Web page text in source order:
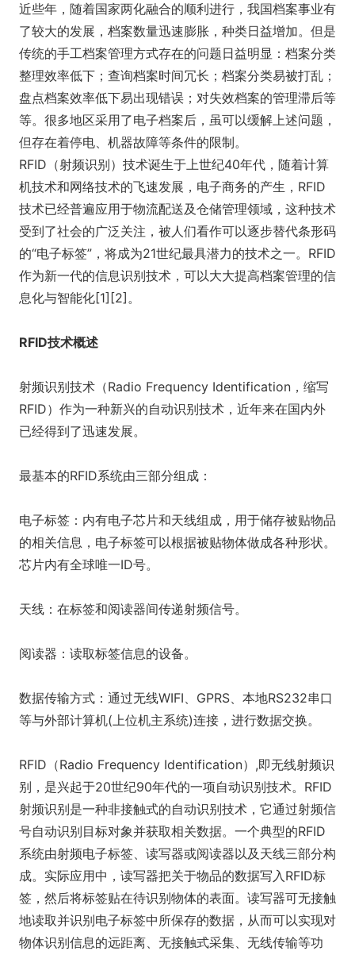
近些年，随着国家两化融合的顺利进行，我国档案事业有
了较大的发展，档案数量迅速膨胀，种类日益增加。但是
传统的手工档案管理方式存在的问题日益明显：档案分类
整理效率低下；查询档案时间冗长；档案分类易被打乱；
盘点档案效率低下易出现错误；对失效档案的管理滞后等
等。很多地区采用了电子档案后，虽可以缓解上述问题，
但存在着停电、机器故障等条件的限制。
RFID（射频识别）技术诞生于上世纪40年代，随着计算
机技术和网络技术的飞速发展，电子商务的产生，RFID
技术已经普遍应用于物流配送及仓储管理领域，这种技术
受到了社会的广泛关注，被人们看作可以逐步替代条形码
的“电子标签”，将成为21世纪最具潜力的技术之一。RFID
作为新一代的信息识别技术，可以大大提高档案管理的信
息化与智能化[1][2]。
RFID技术概述
射频识别技术（Radio Frequency Identification，缩写
RFID）作为一种新兴的自动识别技术，近年来在国内外
已经得到了迅速发展。
最基本的RFID系统由三部分组成：
电子标签：内有电子芯片和天线组成，用于储存被贴物品
的相关信息，电子标签可以根据被贴物体做成各种形状。
芯片内有全球唯一ID号。
天线：在标签和阅读器间传递射频信号。
阅读器：读取标签信息的设备。
数据传输方式：通过无线WIFI、GPRS、本地RS232串口
等与外部计算机(上位机主系统)连接，进行数据交换。
RFID（Radio Frequency Identification）,即无线射频识
别，是兴起于20世纪90年代的一项自动识别技术。RFID
射频识别是一种非接触式的自动识别技术，它通过射频信
号自动识别目标对象并获取相关数据。一个典型的RFID
系统由射频电子标签、读写器或阅读器以及天线三部分构
成。实际应用中，读写器把关于物品的数据写入RFID标
签，然后将标签贴在待识别物体的表面。读写器可无接触
地读取并识别电子标签中所保存的数据，从而可以实现对
物体识别信息的远距离、无接触式采集、无线传输等功